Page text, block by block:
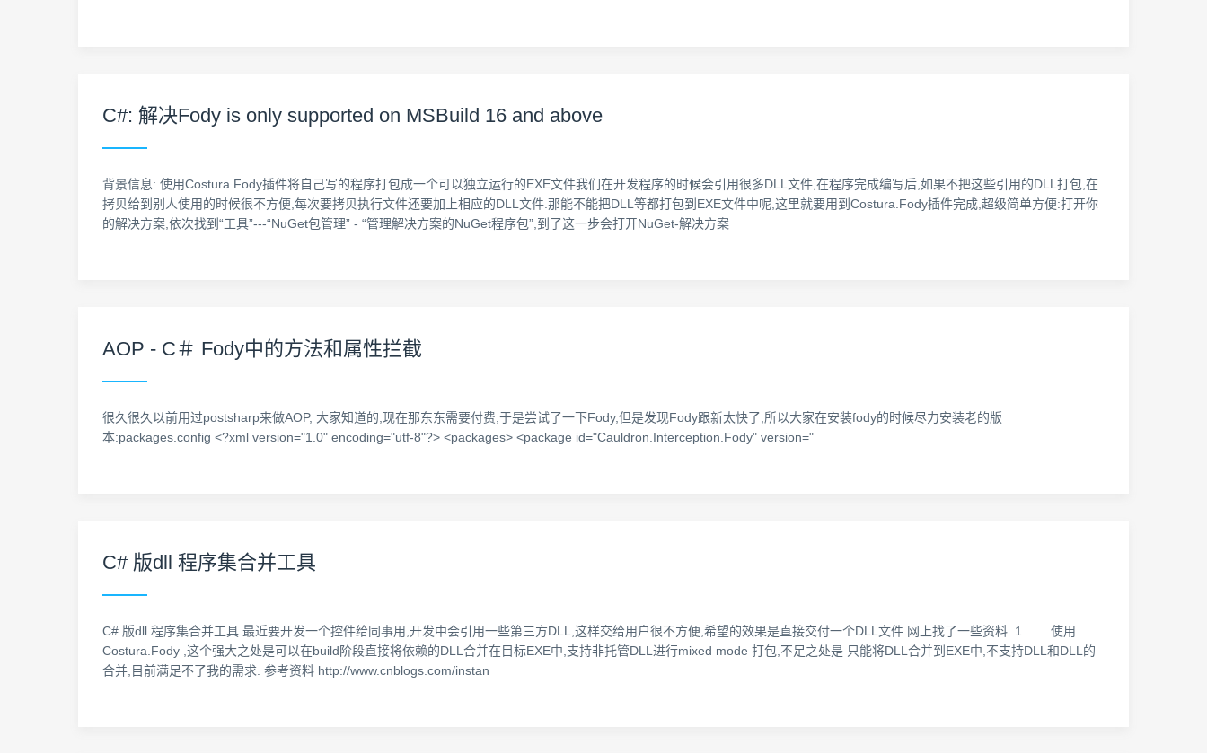
C#: 解决Fody is only supported on MSBuild 16 and above
背景信息: 使用Costura.Fody插件将自己写的程序打包成一个可以独立运行的EXE文件我们在开发程序的时候会引用很多DLL文件,在程序完成编写后,如果不把这些引用的DLL打包,在
拷贝给到别人使用的时候很不方便,每次要拷贝执行文件还要加上相应的DLL文件.那能不能把DLL等都打包到EXE文件中呢,这里就要用到Costura.Fody插件完成,超级简单方便:打开你
的解决方案,依次找到“工具”---“NuGet包管理” - “管理解决方案的NuGet程序包”,到了这一步会打开NuGet-解决方案
AOP - C＃ Fody中的方法和属性拦截
很久很久以前用过postsharp来做AOP, 大家知道的,现在那东东需要付费,于是尝试了一下Fody,但是发现Fody跟新太快了,所以大家在安装fody的时候尽力安装老的版
本:packages.config <?xml version="1.0" encoding="utf-8"?> <packages> <package id="Cauldron.Interception.Fody" version="
C# 版dll 程序集合并工具
C# 版dll 程序集合并工具 最近要开发一个控件给同事用,开发中会引用一些第三方DLL,这样交给用户很不方便,希望的效果是直接交付一个DLL文件.网上找了一些资料. 1. 使用
Costura.Fody ,这个强大之处是可以在build阶段直接将依赖的DLL合并在目标EXE中,支持非托管DLL进行mixed mode 打包,不足之处是 只能将DLL合并到EXE中,不支持DLL和DLL的
合并,目前满足不了我的需求. 参考资料 http://www.cnblogs.com/instan